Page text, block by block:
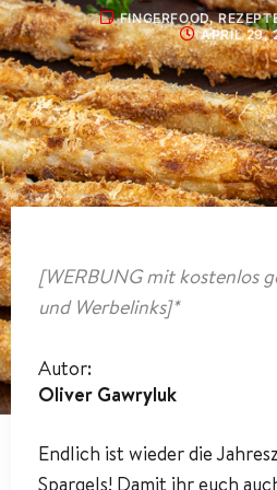
FINGERFOOD,
APRIL 29,
[WERBUNG mit kostenlos
und Werbelinks]*
Autor:
Oliver Gawryluk
Endlich ist wieder die
Spargels! Damit ihr euch